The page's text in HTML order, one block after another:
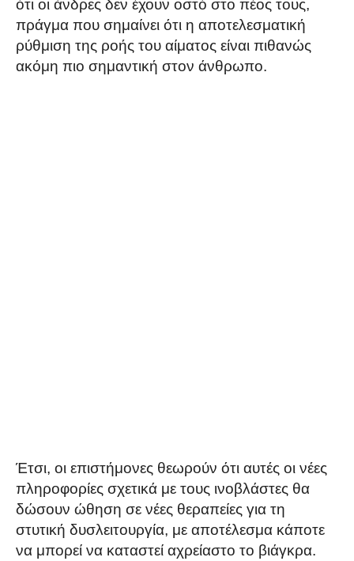
ότι οι άνδρες δεν έχουν οστό στο πέος τους,
πράγμα που σημαίνει ότι η αποτελεσματική
ρύθμιση της ροής του αίματος είναι πιθανώς
ακόμη πιο σημαντική στον άνθρωπο.
Έτσι, οι επιστήμονες θεωρούν ότι αυτές οι νέες
πληροφορίες σχετικά με τους ινοβλάστες θα
δώσουν ώθηση σε νέες θεραπείες για τη
στυτική δυσλειτουργία, με αποτέλεσμα κάποτε
να μπορεί να καταστεί αχρείαστο το βιάγκρα.